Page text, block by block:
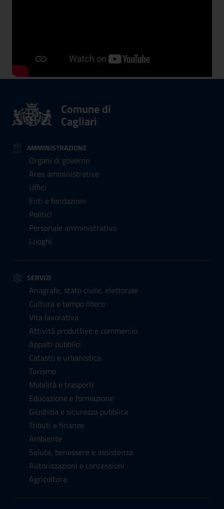
Comune di
Cagliari
AMMINISTRAZIONE
Organi di governo
Aree amministrative
Uffici
Enti e fondazioni
Politici
Personale amministrativo
Luoghi
SERVIZI
Anagrafe, stato civile, elettorale
Cultura e tempo libero
Vita lavorativa
Attività produttive e commercio
Appalti pubblici
Catasto e urbanistica
Turismo
Mobilità e trasporti
Educazione e formazione
Giustizia e sicurezza pubblica
Tributi e finanze
Ambiente
Salute, benessere e assistenza
Autorizzazioni e concessioni
Agricoltura